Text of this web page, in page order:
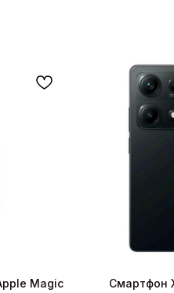
Magic
Смартфон